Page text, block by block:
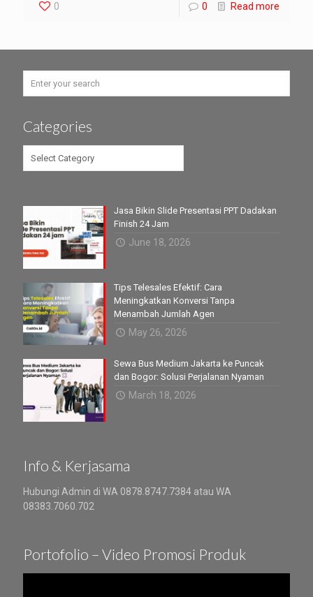
0 0 Read more
Categories
Categories
Jasa Bikin Slide Presentasi PPT Dadakan
Finish 24 Jam
June 18, 2026
Tips Telesales Efektif: Cara
Meningkatkan Konversi Tanpa
Menambah Jumlah Agen
May 26, 2026
Sewa Bus Medium Jakarta ke Puncak
dan Bogor: Solusi Perjalanan Nyaman
March 18, 2026
Info & Kerjasama
Hubungi Admin di WA 0878.8747.7384 atau WA
08383.7060.702
Portofolio – Video Promosi Produk